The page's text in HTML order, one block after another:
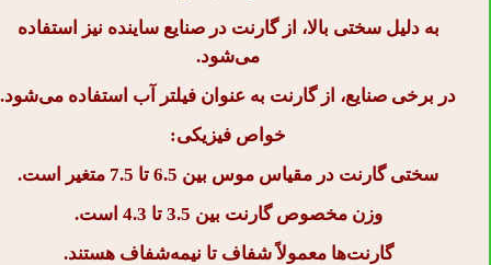
به دلیل سختی بالا، از گارنت در صنایع ساینده نیز استفاده
می‌شود.
در برخی صنایع، از گارنت به عنوان فیلتر آب استفاده می‌شود.
خواص فیزیکی:
سختی گارنت در مقیاس موس بین 6.5 تا 7.5 متغیر است.
وزن مخصوص گارنت بین 3.5 تا 4.3 است.
گارنت‌ها معمولاً شفاف تا نیمه‌شفاف هستند.